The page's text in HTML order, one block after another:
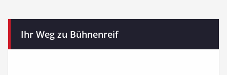
Ihr Weg zu Bühnenreif